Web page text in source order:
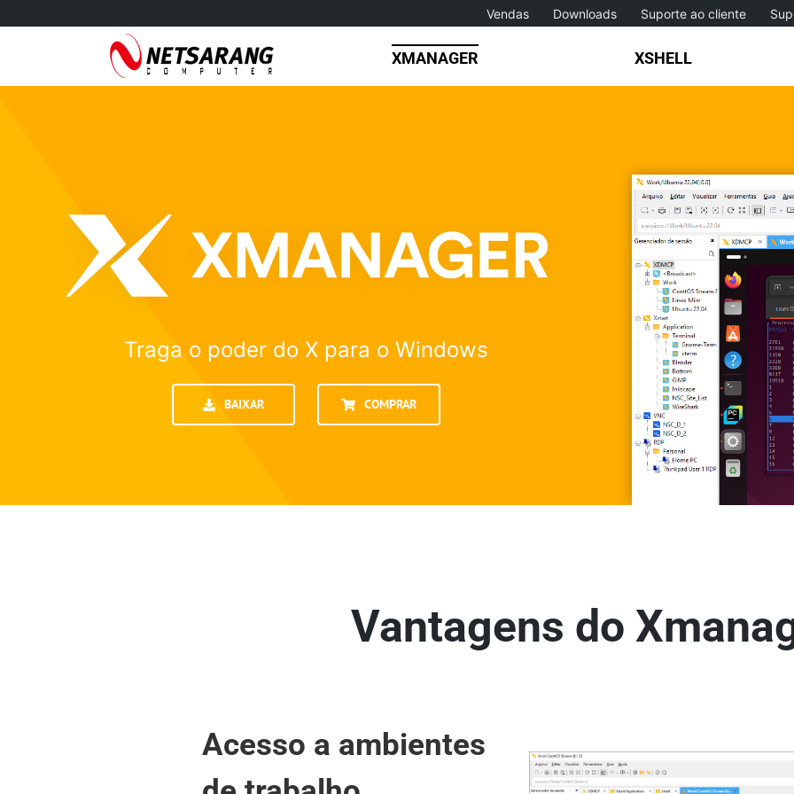
Vendas Downloads Suporte ao cliente
XMANAGER XSHELL
Traga o poder do X para o Windows
BAIXAR COMPRAR
Vantagens do
Acesso a ambientes